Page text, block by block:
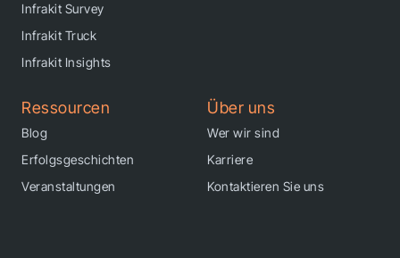
Infrakit Survey
Infrakit Truck
Infrakit Insights
Ressourcen
Blog
Erfolgsgeschichten
Veranstaltungen
Über uns
Wer wir sind
Karriere
Kontaktieren Sie uns